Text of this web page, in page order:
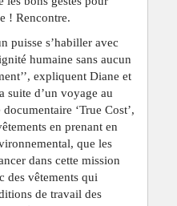
! Rencontre.
puisse s’habiller avec
humaine sans aucun
expliquent Diane et
suite d’un voyage au
‘True Cost’,
en prenant en
que les
dans cette mission
des vêtements qui
de travail des